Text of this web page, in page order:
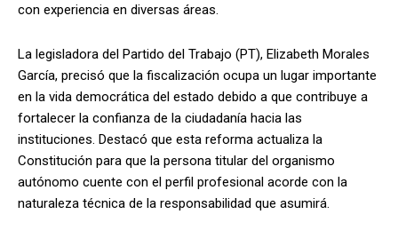
con experiencia en diversas áreas.
La legisladora del Partido del Trabajo (PT), Elizabeth Morales
García, precisó que la fiscalización ocupa un lugar importante
en la vida democrática del estado debido a que contribuye a
fortalecer la confianza de la ciudadanía hacia las
instituciones. Destacó que esta reforma actualiza la
Constitución para que la persona titular del organismo
autónomo cuente con el perfil profesional acorde con la
naturaleza técnica de la responsabilidad que asumirá.